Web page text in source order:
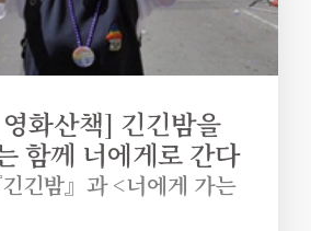
화산책] 긴긴밤을
함께 너에게로 간다
긴밤』과 <너에게 가는